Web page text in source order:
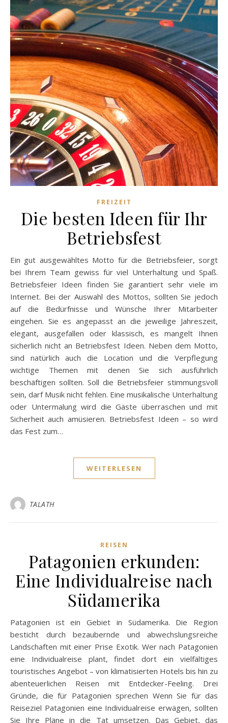
FREIZEIT
Die besten Ideen für Ihr
Betriebsfest
Ein gut ausgewähltes Motto für die Betriebsfeier, sorgt
bei Ihrem Team gewiss für viel Unterhaltung und Spaß.
Betriebsfeier Ideen finden Sie garantiert sehr viele im
Internet. Bei der Auswahl des Mottos, sollten Sie jedoch
auf die Bedürfnisse und Wünsche Ihrer Mitarbeiter
eingehen. Sie es angepasst an die jeweilige Jahreszeit,
elegant, ausgefallen oder klassisch, es mangelt Ihnen
sicherlich nicht an Betriebsfest Ideen. Neben dem Motto,
sind natürlich auch die Location und die Verpflegung
wichtige Themen mit denen Sie sich ausführlich
beschäftigen sollten. Soll die Betriebsfeier stimmungsvoll
sein, darf Musik nicht fehlen. Eine musikalische Unterhaltung
oder Untermalung wird die Gäste überraschen und mit
Sicherheit auch amüsieren. Betriebsfest Ideen – so wird
das Fest zum…
WEITERLESEN
TALATH
REISEN
Patagonien erkunden:
Eine Individualreise nach
Südamerika
Patagonien ist ein Gebiet in Südamerika. Die Region
besticht durch bezaubernde und abwechslungsreiche
Landschaften mit einer Prise Exotik. Wer nach Patagonien
eine Individualreise plant, findet dort ein vielfältiges
touristisches Angebot – von klimatisierten Hotels bis hin zu
abenteuerlichen Reisen mit Entdecker-Feeling. Drei
Gründe, die für Patagonien sprechen Wenn Sie für das
Reiseziel Patagonien eine Individualreise erwägen, sollten
Sie Ihre Pläne in die Tat umsetzen. Das Gebiet, das